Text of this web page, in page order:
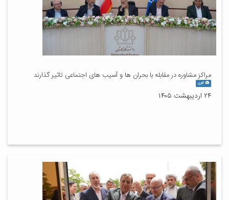
مراکز مشاوره در مقابله با بحران ها و آسیب های اجتماعی تاثیر گذارند
گالری
۲۴ اردیبهشت ۱۴۰۵